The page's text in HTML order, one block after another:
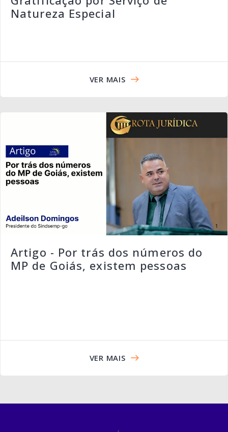
Natureza Especial
VER MAIS
Artigo - Por trás dos números do
MP de Goiás, existem pessoas
VER MAIS